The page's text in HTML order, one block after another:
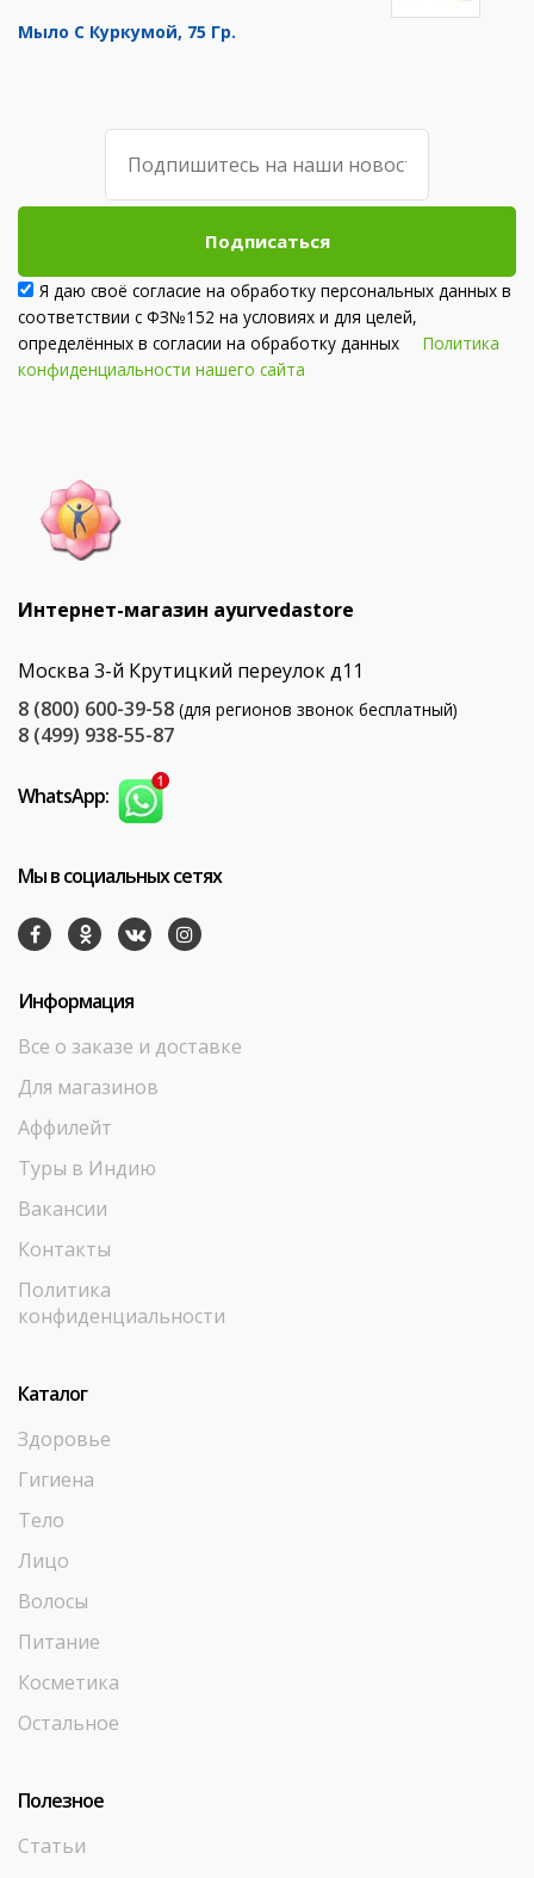
Мыло С Куркумой, 75 Гр.
Подписаться
Я даю своё согласие на обработку персональных данных в
соответствии с ФЗ№152 на условиях и для целей,
определённых в согласии на обработку данных Политика
конфиденциальности нашего сайта
Интернет-магазин ayurvedastore
Москва 3-й Крутицкий переулок д11
8 (800) 600-39-58 (для регионов звонок бесплатный)
8 (499) 938-55-87
WhatsApp:
Мы в социальных сетях
Информация
Все о заказе и доставке
Для магазинов
Аффилейт
Туры в Индию
Вакансии
Контакты
Политика
конфиденциальности
Каталог
Здоровье
Гигиена
Тело
Лицо
Волосы
Питание
Косметика
Остальное
Полезное
Статьи